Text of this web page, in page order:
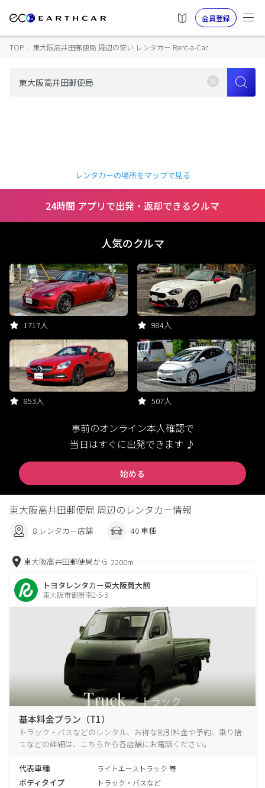
会員登録
TOP › 東大阪高井田郵便局 周辺の安い レンタカー Rent-a-Car
レンタカーの場所をマップで見る
24時間 アプリで出発・返却できるクルマ
人気のクルマ
1717人 984人
853人 507人
事前のオンライン本人確認で
当日はすぐに出発できます ♪
始める
東大阪高井田郵便局 周辺のレンタカー情報
8 レンタカー店舗 40 車種
東大阪高井田郵便局から 2200m
トヨタレンタカー東大阪商大前
東大阪市御厨南2-5-3
基本料金プラン（T1）
トラック・バスなどのレンタル、お得な割引料金や予約、乗り捨
てなどの詳細は、こちらから各店舗にお電話ください。
代表車種 ライトエーストラック 等
ボディタイプ トラック・バスなど